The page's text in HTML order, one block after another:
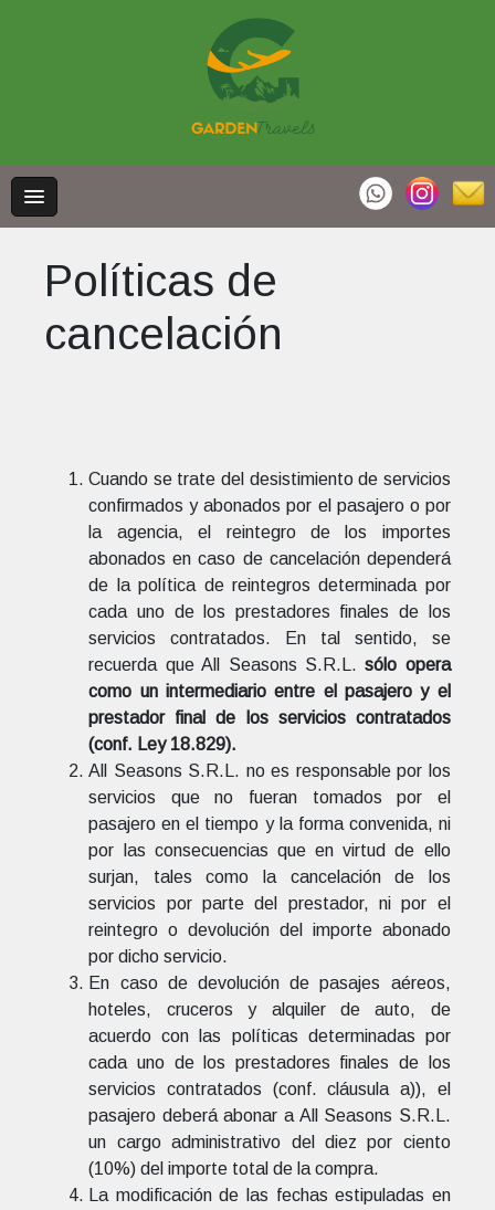
Políticas de
cancelación
Cuando se trate del desistimiento de servicios
confirmados y abonados por el pasajero o por
la agencia, el reintegro de los importes
abonados en caso de cancelación dependerá
de la política de reintegros determinada por
cada uno de los prestadores finales de los
servicios contratados. En tal sentido, se
recuerda que All Seasons S.R.L.sólo opera
como un intermediario entre el pasajero y el
prestador final de los servicios contratados
(conf. Ley 18.829).
All Seasons S.R.L. no es responsable por los
servicios que no fueran tomados por el
pasajero en el tiempo y la forma convenida, ni
por las consecuencias que en virtud de ello
surjan, tales como la cancelación de los
servicios por parte del prestador, ni por el
reintegro o devolución del importe abonado
por dicho servicio.
En caso de devolución de pasajes aéreos,
hoteles, cruceros y alquiler de auto, de
acuerdo con las políticas determinadas por
cada uno de los prestadores finales de los
servicios contratados (conf. cláusula a)), el
pasajero deberá abonar a All Seasons S.R.L.
un cargo administrativo del diez por ciento
(10%) del importe total de la compra.
La modificación de las fechas estipuladas en